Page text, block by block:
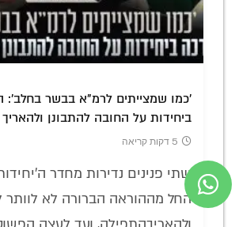
'כמו שמצייתים לרמ"א בבשר בחלב':
ביחידות על החובה להתבונן
5 דקות קריאה
שתי פנינים נדירות מחדר
החל מההוראה הברורה לא לוותר